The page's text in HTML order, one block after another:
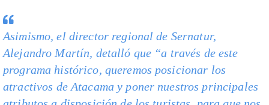
Asimismo, el director regional de Sernatur,
Alejandro Martín, detalló que “a través de este
programa histórico, queremos posicionar los
atractivos de Atacama y poner nuestros principales